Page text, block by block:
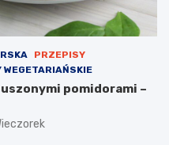
PRZEPISY
WEGETARIAŃSKIE
pomidorami –